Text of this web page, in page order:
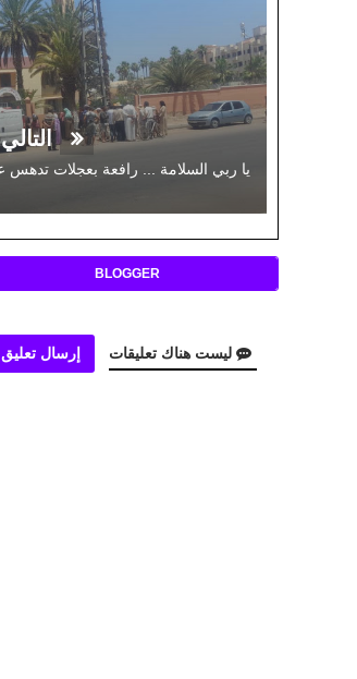
التالي
BLOGGER
ليست هناك تعليقات إرسال تعليق